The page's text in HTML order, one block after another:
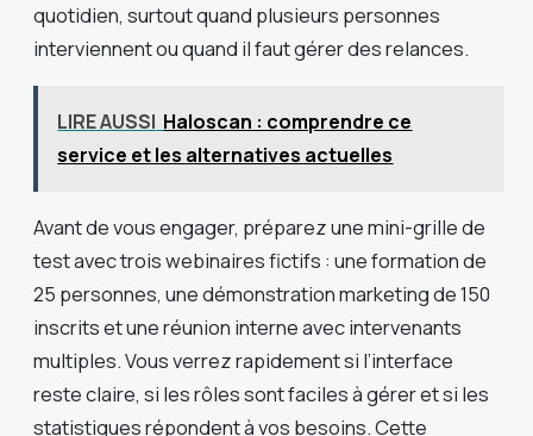
quotidien, surtout quand plusieurs personnes
interviennent ou quand il faut gérer des relances.
LIRE AUSSI Haloscan : comprendre ce
service et les alternatives actuelles
Avant de vous engager, préparez une mini-grille de
test avec trois webinaires fictifs : une formation de
25 personnes, une démonstration marketing de 150
inscrits et une réunion interne avec intervenants
multiples. Vous verrez rapidement si l’interface
reste claire, si les rôles sont faciles à gérer et si les
statistiques répondent à vos besoins. Cette